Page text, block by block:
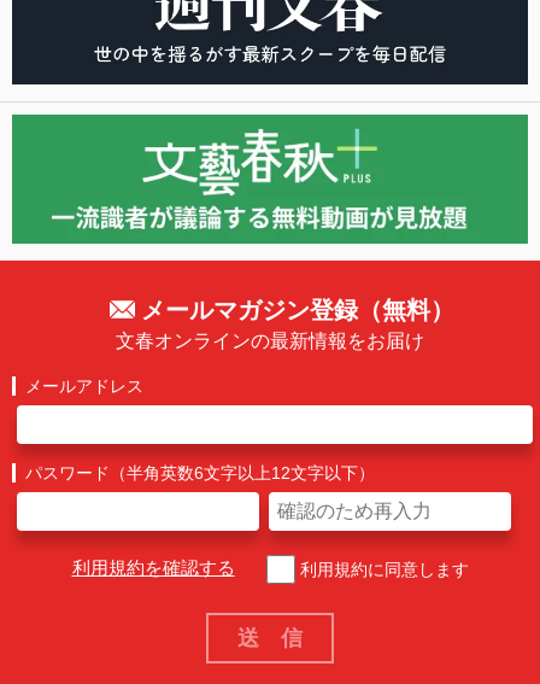
メールマガジン登録（無料）
文春オンラインの最新情報をお届け
メールアドレス
パスワード（半角英数6文字以上12文字以下）
利用規約を確認する 利用規約に同意します